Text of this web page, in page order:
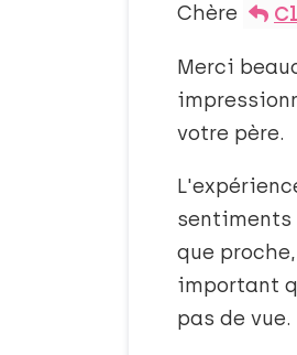
Chère
Merci
votre père.
que
important
pas de vue.